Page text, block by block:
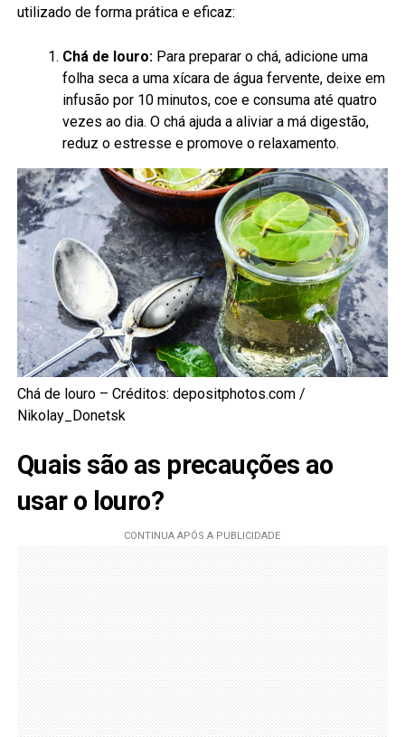
utilizado de forma prática e eficaz:
Chá de louro:Para preparar o chá, adicione uma
folha seca a uma xícara de água fervente, deixe em
infusão por 10 minutos, coe e consuma até quatro
vezes ao dia. O chá ajuda a aliviar a má digestão,
reduz o estresse e promove o relaxamento.
Chá de louro – Créditos: depositphotos.com /
Nikolay_Donetsk
Quais são as precauções ao
usar o louro?